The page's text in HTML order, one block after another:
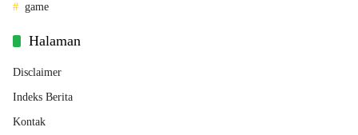
game
Halaman
Disclaimer
Indeks Berita
Kontak